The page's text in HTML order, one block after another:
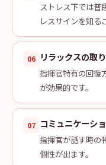
ストレス下では普
レスサインを知る
06 リラックスの取
指揮官特有の回復
が効果的です。
07 コミュニケーシ
指揮官が話す時の
個性が出ます。